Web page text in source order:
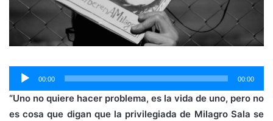
Reproductor
de
audio
00:00 00:00
“Uno no quiere hacer problema, es la vida de uno, pero no
es cosa que digan que la privilegiada de Milagro Sala se